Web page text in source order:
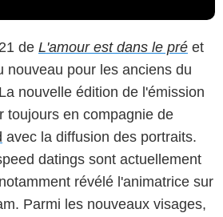
de L'amour est dans le pré et
nouveau pour les anciens du
nouvelle édition de l'émission
toujours en compagnie de
avec la diffusion des portraits.
datings sont actuellement
révélé l'animatrice sur
Parmi les nouveaux visages,